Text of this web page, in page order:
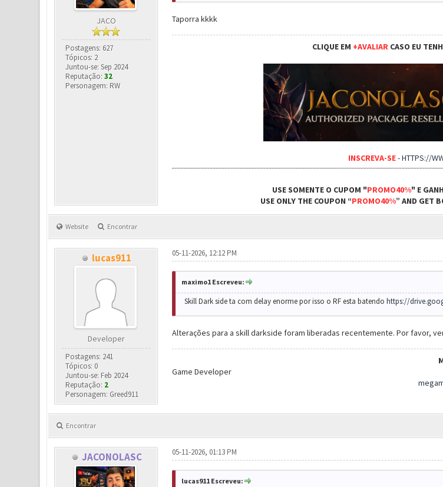
JACO
Postagens: 627
Tópicos: 2
Juntou-se: Sep 2024
Reputação:32
Personagem: RW
Taporra kkkk
CLIQUE EM +AVALIARCASO EU
INSCREVA-SE-HTTPS://
USE SOMENTE O CUPOM "PROMO40%" E
USE ONLY THE COUPON “PROMO40%” AND GET
Website Encontrar
lucas911
Developer
Postagens: 241
Tópicos: 0
Juntou-se: Feb 2024
Reputação: 2
Personagem: Greed911
05-11-2026, 12:12 PM
maximo1 Escreveu:
Skill Dark side ta com delay enorme por isso o RF esta batendo https://
Alterações para a skill darkside foram liberadas recentemente. Por favor,
Game Developer
Encontrar
JACONOLASC 05-11-2026, 01:13 PM
lucas911 Escreveu: